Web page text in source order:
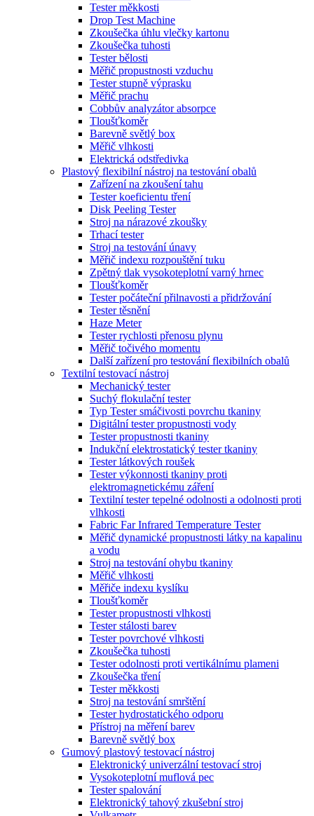
Tester měkkosti
Drop Test Machine
Zkoušečka úhlu vlečky kartonu
Zkoušečka tuhosti
Tester bělosti
Měřič propustnosti vzduchu
Tester stupně výprasku
Měřič prachu
Cobbův analyzátor absorpce
Tloušťkoměr
Barevně světlý box
Měřič vlhkosti
Elektrická odstředivka
Plastový flexibilní nástroj na testování obalů
Zařízení na zkoušení tahu
Tester koeficientu tření
Disk Peeling Tester
Stroj na nárazové zkoušky
Trhací tester
Stroj na testování únavy
Měřič indexu rozpouštění tuku
Zpětný tlak vysokoteplotní varný hrnec
Tloušťkoměr
Tester počáteční přilnavosti a přidržování
Tester těsnění
Haze Meter
Tester rychlosti přenosu plynu
Měřič točivého momentu
Další zařízení pro testování flexibilních obalů
Textilní testovací nástroj
Mechanický tester
Suchý flokulační tester
Typ Tester smáčivosti povrchu tkaniny
Digitální tester propustnosti vody
Tester propustnosti tkaniny
Indukční elektrostatický tester tkaniny
Tester látkových roušek
Tester výkonnosti tkaniny proti
elektromagnetickému záření
Textilní tester tepelné odolnosti a odolnosti proti
vlhkosti
Fabric Far Infrared Temperature Tester
Měřič dynamické propustnosti látky na kapalinu
a vodu
Stroj na testování ohybu tkaniny
Měřič vlhkosti
Měřiče indexu kyslíku
Tloušťkoměr
Tester propustnosti vlhkosti
Tester stálosti barev
Tester povrchové vlhkosti
Zkoušečka tuhosti
Tester odolnosti proti vertikálnímu plameni
Zkoušečka tření
Tester měkkosti
Stroj na testování smrštění
Tester hydrostatického odporu
Přístroj na měření barev
Barevně světlý box
Gumový plastový testovací nástroj
Elektronický univerzální testovací stroj
Vysokoteplotní muflová pec
Tester spalování
Elektronický tahový zkušební stroj